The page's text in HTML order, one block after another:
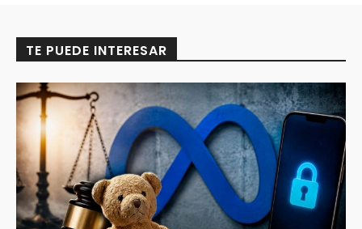
TE PUEDE INTERESAR